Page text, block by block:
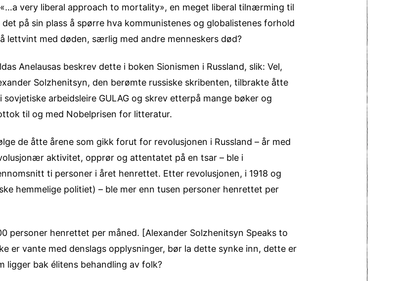
very liberal approach to mortality», en meget liberal tilnærming til
på sin plass å spørre hva kommunistenes og globalistenes forhold
lettvint med døden, særlig med andre menneskers død?
Anelausas beskrev dette i boken Sionismen i Russland, slik: Vel,
Solzhenitsyn, den berømte russiske skribenten, tilbrakte åtte
sovjetiske arbeidsleire GULAG og skrev etterpå mange bøker og
til og med Nobelprisen for litteratur.
de åtte årene som gikk forut for revolusjonen i Russland – år med
aktivitet, opprør og attentatet på en tsar – ble i
ti personer i året henrettet. Etter revolusjonen, i 1918 og
hemmelige politiet) – ble mer enn tusen personer henrettet per
personer henrettet per måned. [Alexander Solzhenitsyn Speaks to
er vante med denslags opplysninger, bør la dette synke inn, dette er
ligger bak élitens behandling av folk?